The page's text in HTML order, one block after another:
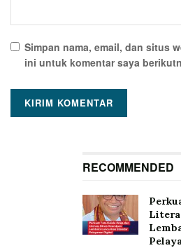
Simpan nama, email, dan situs
ini untuk komentar saya
RECOMMENDED